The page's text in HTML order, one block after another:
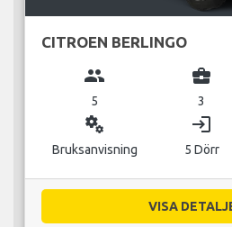
CITROEN BERLINGO
group
5
business_center
3
miscellaneous_services
Bruksanvisning
login
5 Dörr
VISA